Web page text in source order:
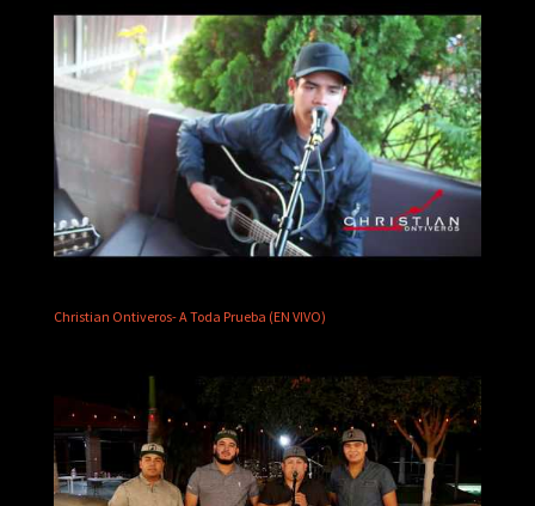
Christian Ontiveros- A Toda Prueba (EN VIVO)